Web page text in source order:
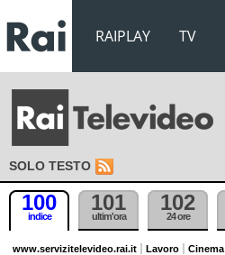
RAIPLAY TV
SOLO TESTO
100
indice
101
ultim'ora
102
24 ore
www.servizitelevideo.rai.it Lavoro Cinema